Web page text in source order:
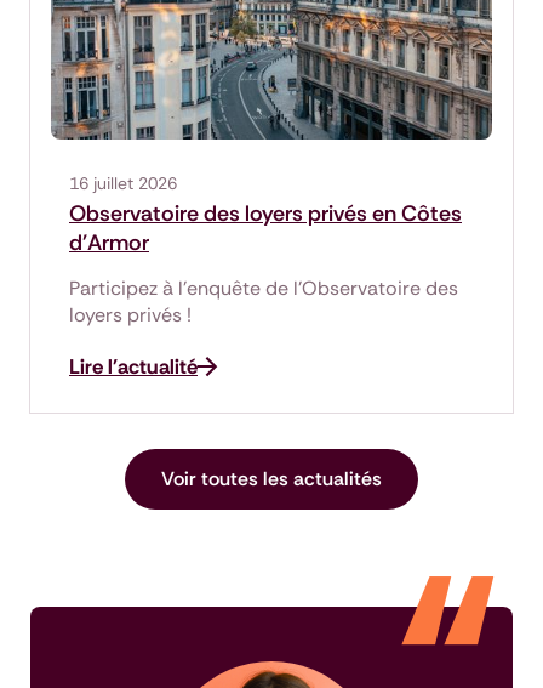
Observatoire des loyers privés en Côtes
d'Armor
16 juillet 2026
Participez à l'enquête de l'Observatoire des
loyers privés !
Lire l'actualité
Voir toutes les actualités